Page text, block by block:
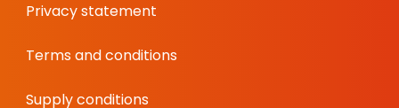
Privacy statement
Terms and conditions
Supply conditions